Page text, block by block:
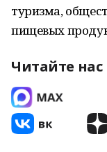
туризма,
пищевых
Читайте нас